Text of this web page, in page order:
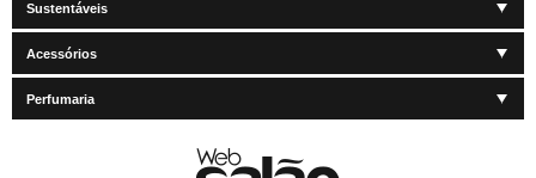
Sustentáveis
Acessórios
Perfumaria